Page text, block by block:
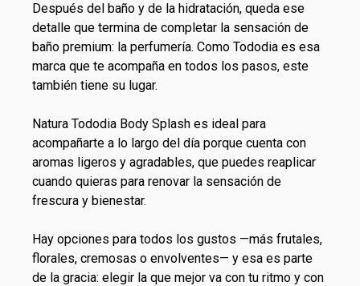
Después del baño y de la hidratación, queda ese
detalle que termina de completar la sensación de
baño premium: la perfumería. Como Tododia es esa
marca que te acompaña en todos los pasos, este
también tiene su lugar.
Natura Tododia Body Splash es ideal para
acompañarte a lo largo del día porque cuenta con
aromas ligeros y agradables, que puedes reaplicar
cuando quieras para renovar la sensación de
frescura y bienestar.
Hay opciones para todos los gustos —más frutales,
florales, cremosas o envolventes— y esa es parte
de la gracia: elegir la que mejor va con tu ritmo y con